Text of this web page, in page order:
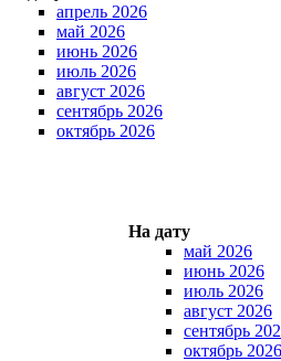
апрель 2026
май 2026
июнь 2026
июль 2026
август 2026
сентябрь 2026
октябрь 2026
На дату
май 2026
июнь 2026
июль 2026
август 2026
сентябрь
октябрь 2026